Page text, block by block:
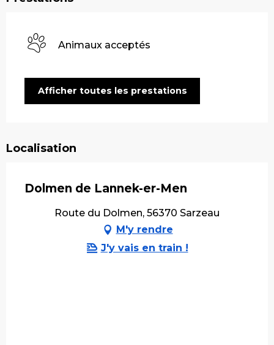
Animaux acceptés
Afficher toutes les prestations
Localisation
Dolmen de Lannek-er-Men
Route du Dolmen, 56370 Sarzeau
M'y rendre
J'y vais en train !